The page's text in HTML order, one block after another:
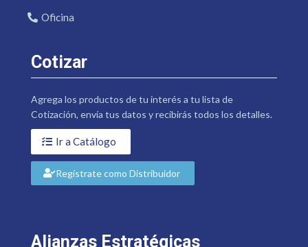
Oficina
Cotizar
Agrega los productos de tu interés a tu lista de
Cotización, envía tus datos y recibirás todos los detalles.
Ir a Catálogo
Regístrate como Distribuidor
Alianzas Estratégicas